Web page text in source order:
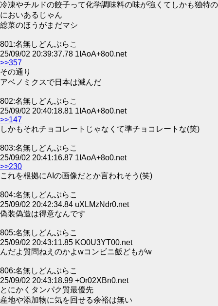
冷凍やチルドの餃子って化学調味料の味が強くてしかも独特の
においあるじゃん
総菜のほうがまだマシ
801:名無しどんぶらこ
25/09/02 20:39:37.78 1IAoA+8o0.net
>>357
その通り
アベノミクスで日本は滅んだ
802:名無しどんぶらこ
25/09/02 20:40:18.81 1IAoA+8o0.net
>>147
しかもそれチョコレートじゃなくて準チョコレートな(笑)
803:名無しどんぶらこ
25/09/02 20:41:16.87 1IAoA+8o0.net
>>230
これを根拠にAIの画像だとか言われそう(笑)
804:名無しどんぶらこ
25/09/02 20:42:34.84 uXLMzNdr0.net
偽装偽造は得意なんです
805:名無しどんぶらこ
25/09/02 20:43:11.85 KO0U3YT00.net
んだよ質問ねえのかよwコンビニ飯どもがw
806:名無しどんぶらこ
25/09/02 20:43:18.99 +Or02XBn0.net
とにかくタンパク質最優先
産地や添加物に気を回せる余裕は無い